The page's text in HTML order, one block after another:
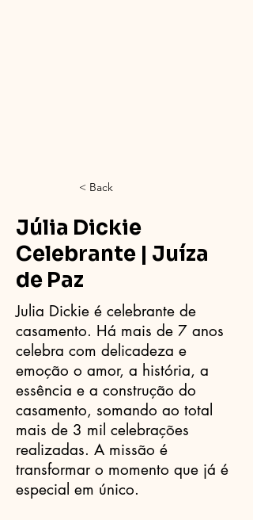
< Back
Júlia Dickie
Celebrante | Juíza
de Paz
Julia Dickie é celebrante de
casamento. Há mais de 7 anos
celebra com delicadeza e
emoção o amor, a história, a
essência e a construção do
casamento, somando ao total
mais de 3 mil celebrações
realizadas. A missão é
transformar o momento que já é
especial em único.